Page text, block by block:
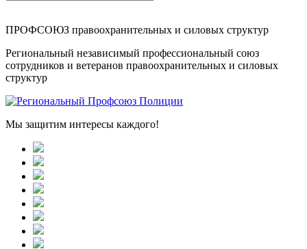
ПРОФСОЮЗ правоохранительных и силовых структур
Региональный независимый профессиональный союз
сотрудников и ветеранов правоохранительных и силовых
структур
Мы защитим интересы каждого!